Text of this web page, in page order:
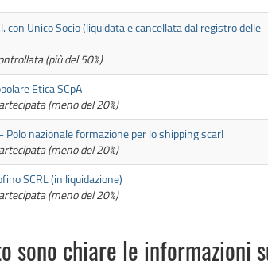
con Unico Socio (liquidata e cancellata dal registro delle
(più del 50%)
Etica SCpA
(meno del 20%)
Polo nazionale formazione per lo shipping scarl
(meno del 20%)
SCRL (in liquidazione)
(meno del 20%)
sono chiare le informazioni